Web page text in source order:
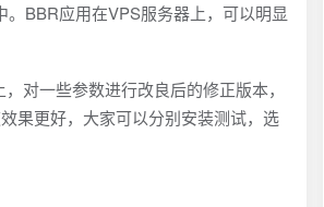
BBR应用在VPS服务器上，可以明显
对一些参数进行改良后的修正版本，
果更好，大家可以分别安装测试，选